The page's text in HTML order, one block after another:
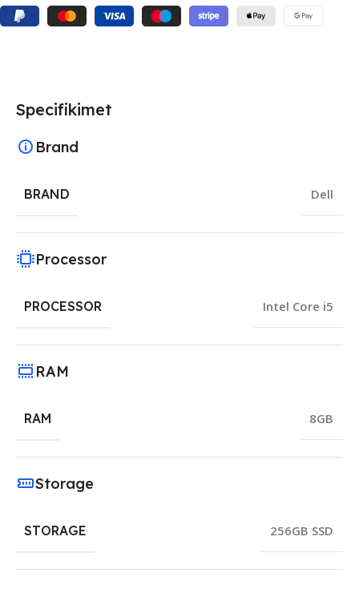
Specifikimet
Brand
BRAND Dell
Processor
PROCESSOR Intel Core i5
RAM
RAM 8GB
Storage
STORAGE 256GB SSD